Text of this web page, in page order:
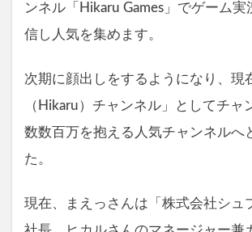
ンネル「Hikaru Games」でゲーム実
信し人気を集めます。
次期に顔出しをするようになり、現
（Hikaru）チャンネル」としてチャ
数数百万を抱える人気チャンネルへ
た。
現在、まえっさんは「株式会社シュ